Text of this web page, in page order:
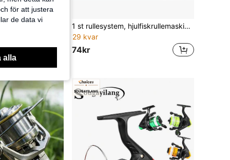
1 st rullesystem, hjulfiskrullemaskin, fiskelinarulle, bärbart fiskelinarullsystem, tillbehör till fiskeredskapsrullerullstation - mycket lämplig för fiskeredskapsentusiaster
29 kvar
74kr
för att justera
de data vi
alla